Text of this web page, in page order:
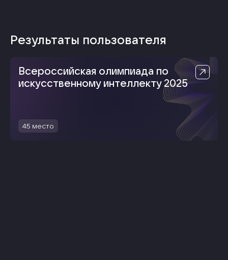
Результаты пользователя
Всероссийская олимпиада по
искусственному интеллекту 2025
45 место